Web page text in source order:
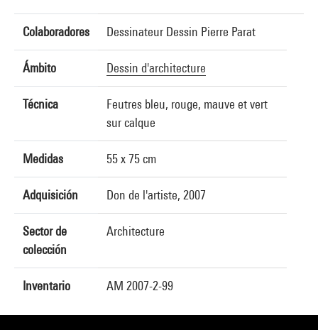
Colaboradores Dessinateur Dessin Pierre Parat
Ámbito Dessin d'architecture
Técnica
Feutres bleu, rouge, mauve et vert
sur calque
Medidas 55 x 75 cm
Adquisición Don de l'artiste, 2007
Sector de
colección
Architecture
Inventario AM 2007-2-99